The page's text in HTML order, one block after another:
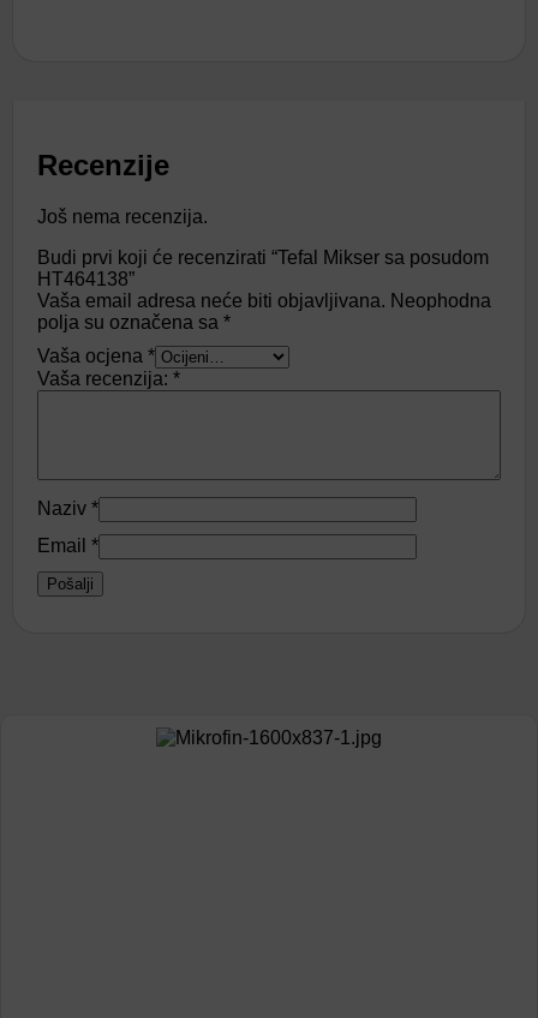
Recenzije
Još nema recenzija.
Budi prvi koji će recenzirati “Tefal Mikser sa posudom
HT464138”
Vaša email adresa neće biti objavljivana. Neophodna
polja su označena sa *
Vaša ocjena *
Vaša recenzija: *
Naziv *
Email *